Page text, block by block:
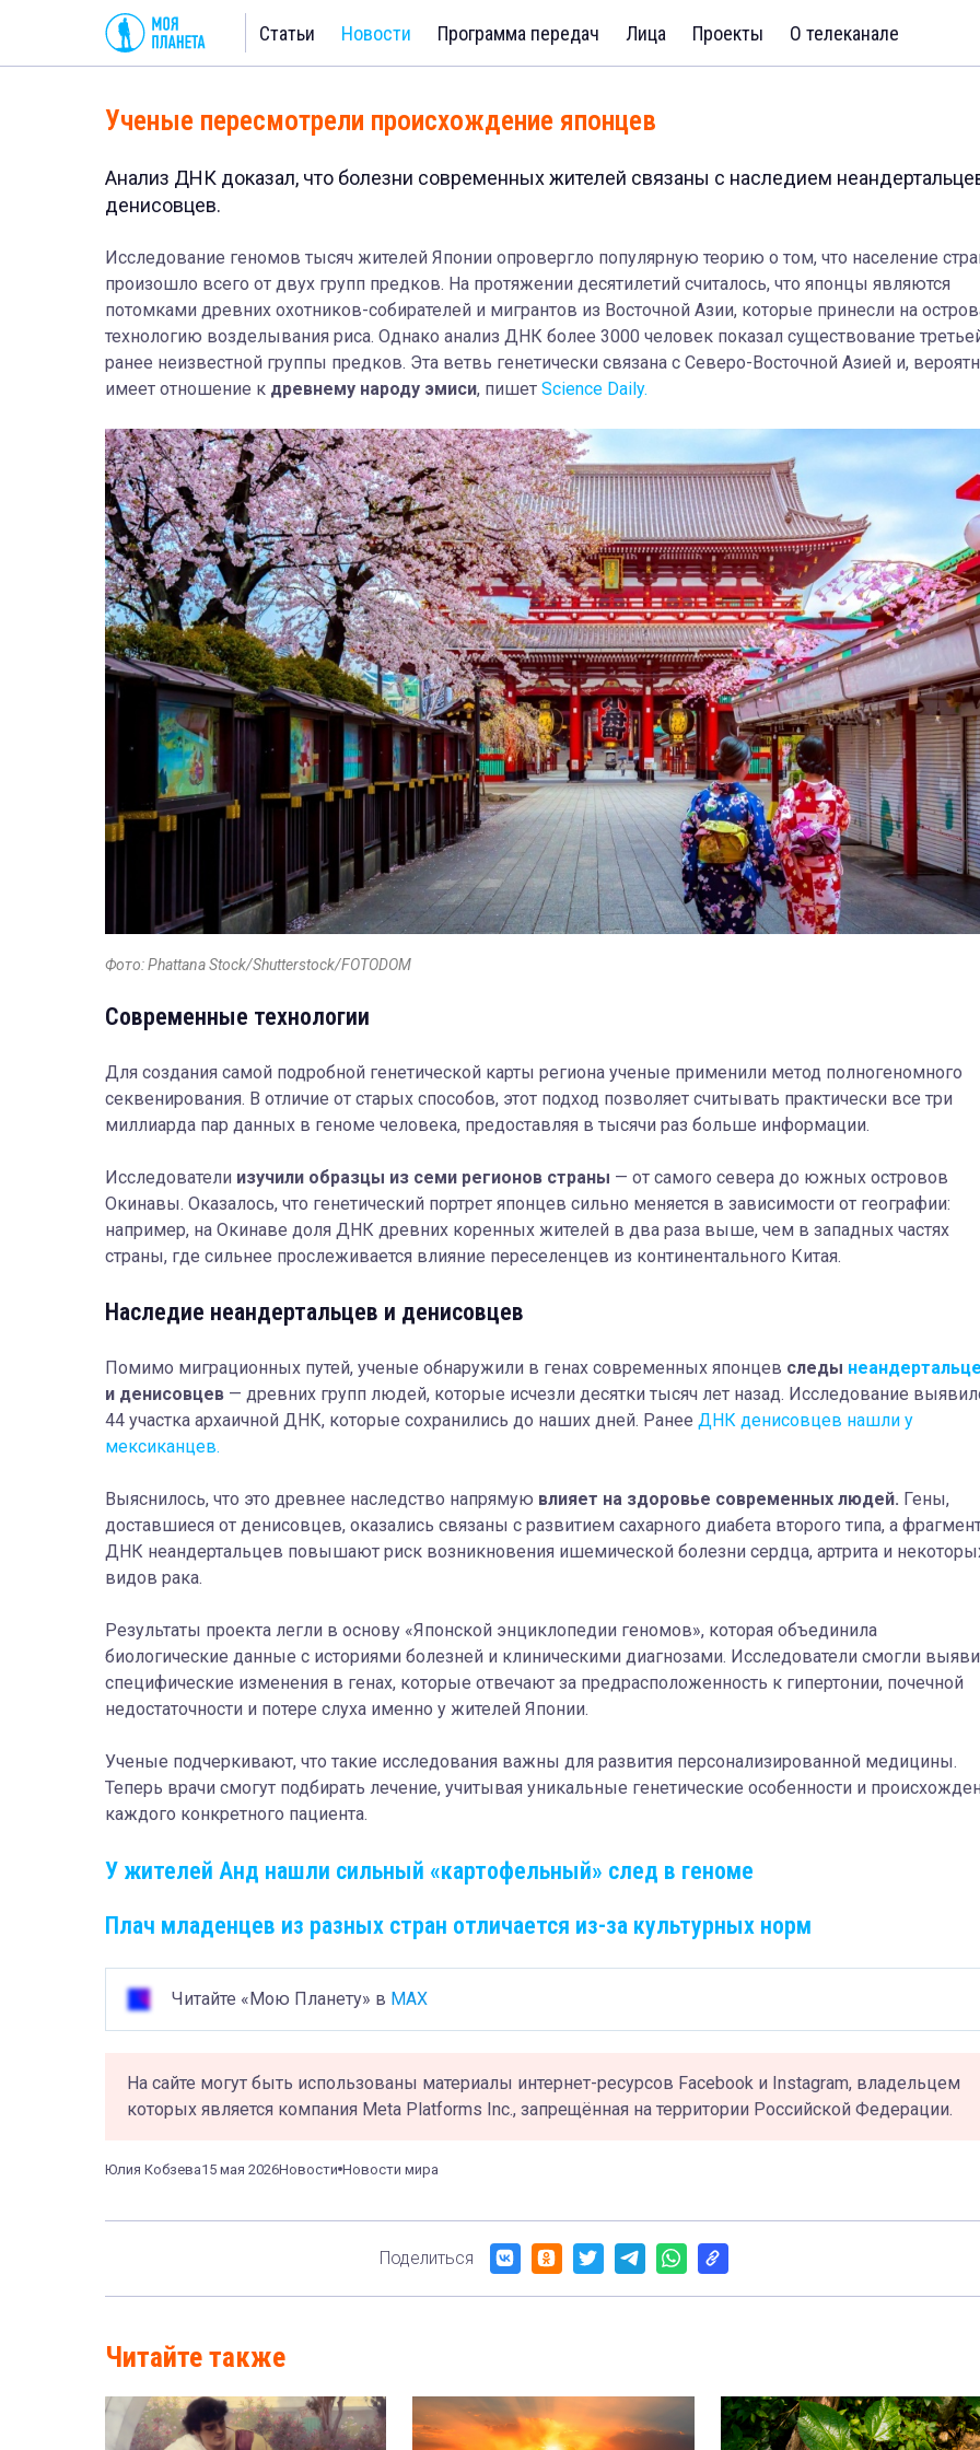
Статьи Новости Программа передач Лица Проекты О телеканале
Ученые пересмотрели происхождение японцев
Анализ ДНК доказал, что болезни современных жителей связаны с наследием
денисовцев.
Исследование геномов тысяч жителей Японии опровергло популярную теорию о том, что население
произошло всего от двух групп предков. На протяжении десятилетий считалось, что японцы являются
потомками древних охотников-собирателей и мигрантов из Восточной Азии, которые принесли на
технологию возделывания риса. Однако анализ ДНК более 3000 человек показал существование
ранее неизвестной группы предков. Эта ветвь генетически связана с Северо-Восточной Азией и,
имеет отношение к древнему народу эмиси, пишет Science Daily.
Фото: Phattana Stock/Shutterstock/FOTODOM
Современные технологии
Для создания самой подробной генетической карты региона ученые применили метод полногеномного
секвенирования. В отличие от старых способов, этот подход позволяет считывать практически все три
миллиарда пар данных в геноме человека, предоставляя в тысячи раз больше информации.
Исследователи изучили образцы из семи регионов страны — от самого севера до южных островов
Окинавы. Оказалось, что генетический портрет японцев сильно меняется в зависимости от географии:
например, на Окинаве доля ДНК древних коренных жителей в два раза выше, чем в западных частях
страны, где сильнее прослеживается влияние переселенцев из континентального Китая.
Наследие неандертальцев и денисовцев
Помимо миграционных путей, ученые обнаружили в генах современных японцев следы
и денисовцев — древних групп людей, которые исчезли десятки тысяч лет назад. Исследование
44 участка архаичной ДНК, которые сохранились до наших дней. Ранее ДНК денисовцев нашли у
мексиканцев.
Выяснилось, что это древнее наследство напрямую влияет на здоровье современных людей. Гены,
доставшиеся от денисовцев, оказались связаны с развитием сахарного диабета второго типа, а
ДНК неандертальцев повышают риск возникновения ишемической болезни сердца, артрита и
видов рака.
Результаты проекта легли в основу «Японской энциклопедии геномов», которая объединила
биологические данные с историями болезней и клиническими диагнозами. Исследователи смогли
специфические изменения в генах, которые отвечают за предрасположенность к гипертонии, почечной
недостаточности и потере слуха именно у жителей Японии.
Ученые подчеркивают, что такие исследования важны для развития персонализированной медицины.
Теперь врачи смогут подбирать лечение, учитывая уникальные генетические особенности и
каждого конкретного пациента.
У жителей Анд нашли сильный «картофельный» след в геноме
Плач младенцев из разных стран отличается из-за культурных норм
Читайте «Мою Планету» в MAX
На сайте могут быть использованы материалы интернет-ресурсов Facebook и Instagram, владельцем
которых является компания Meta Platforms Inc., запрещённая на территории Российской Федерации.
Юлия Кобзева15 мая 2026Новости Новости мира
Поделиться
Читайте также